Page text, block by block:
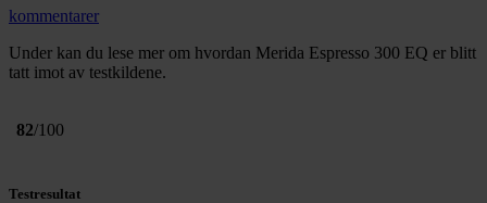
kommentarer
Under kan du lese mer om hvordan Merida Espresso 300 EQ er blitt
tatt imot av testkildene.
82/100
Testresultat